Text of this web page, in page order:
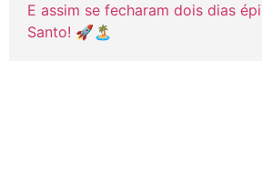
E assim se fecharam dois dias
Santo! 🚀🏝️